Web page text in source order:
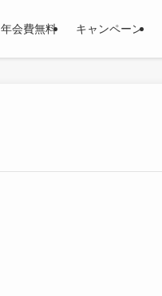
年会費無料 キャンペーン